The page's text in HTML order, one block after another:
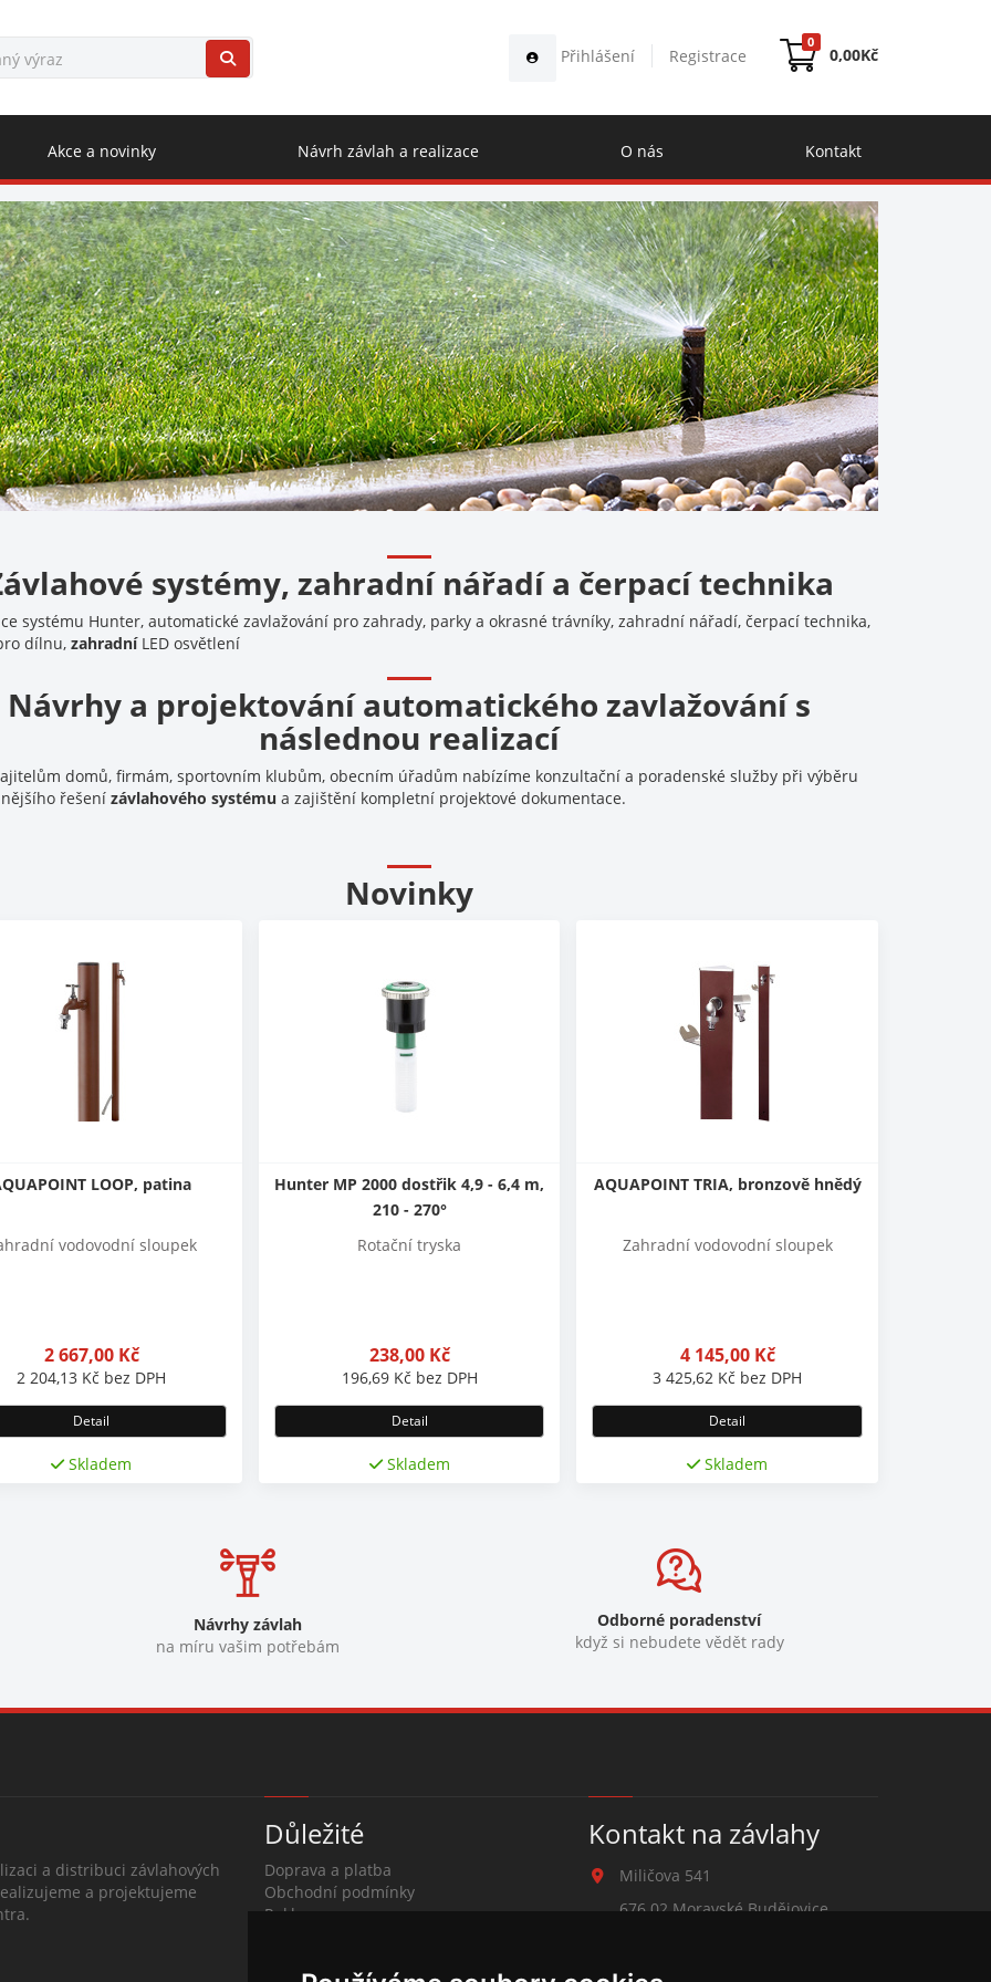
0
0,00Kč
Přihlášení Registrace
Akce a novinky Návrh závlah a realizace O nás Kontakt
systémy, zahradní nářadí a čerpací technika
systému Hunter, automatické zavlažování pro zahrady, parky a okrasné trávníky, zahradní nářadí, čerpací technika,
dílnu,zahradníLED osvětlení
Návrhy a projektování automatického zavlažování s
následnou realizací
domů, firmám, sportovním klubům, obecním úřadům nabízíme konzultační a poradenské služby při výběru
řešení závlahového systému a zajištění kompletní projektové dokumentace.
Novinky
LOOP, patina
vodovodní sloupek
2 667,00 Kč
2 204,13 Kč bez DPH
Detail
Skladem
Hunter MP 2000 dostřik 4,9 - 6,4 m,
210 - 270°
Rotační tryska
238,00 Kč
196,69 Kč bez DPH
Detail
Skladem
AQUAPOINT TRIA, bronzově hnědý
Zahradní vodovodní sloupek
4 145,00 Kč
3 425,62 Kč bez DPH
Detail
Skladem
Návrhy závlah
na míru vašim potřebám
Odborné poradenství
když si nebudete vědět rady
a distribuci závlahových
a projektujeme
Důležité
Doprava a platba
Obchodní podmínky
Reklamace
Kontakt na závlahy
Miličova 541
676 02 Moravské Budějovice